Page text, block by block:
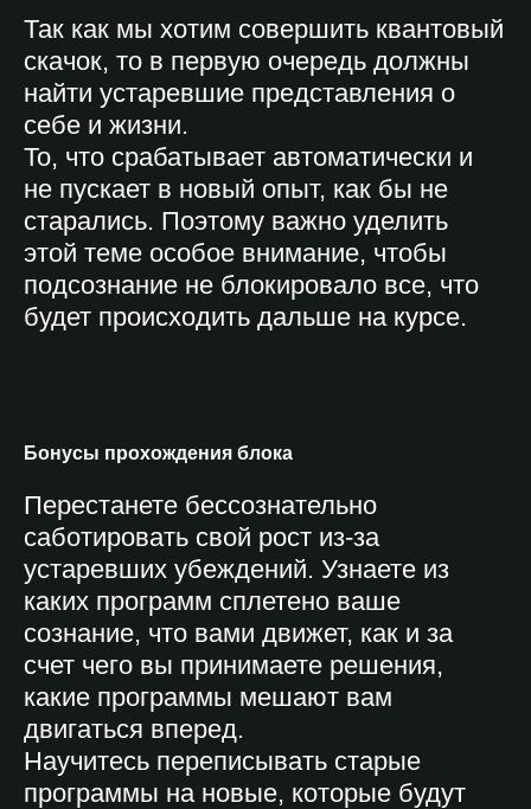
Так как мы хотим совершить квантовый
скачок, то в первую очередь должны
найти устаревшие представления о
себе и жизни.
То, что срабатывает автоматически и
не пускает в новый опыт, как бы не
старались. Поэтому важно уделить
этой теме особое внимание, чтобы
подсознание не блокировало все, что
будет происходить дальше на курсе.
Бонусы прохождения блока
Перестанете бессознательно
саботировать свой рост из-за
устаревших убеждений. Узнаете из
каких программ сплетено ваше
сознание, что вами движет, как и за
счет чего вы принимаете решения,
какие программы мешают вам
двигаться вперед.
Научитесь переписывать старые
программы на новые, которые будут